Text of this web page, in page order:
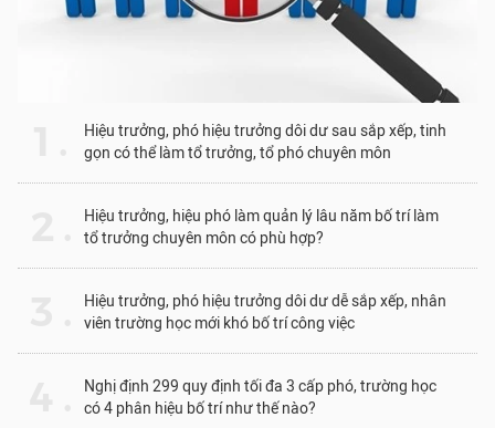
Hiệu trưởng, phó hiệu trưởng dôi dư sau sắp xếp, tinh
gọn có thể làm tổ trưởng, tổ phó chuyên môn
Hiệu trưởng, hiệu phó làm quản lý lâu năm bố trí làm
tổ trưởng chuyên môn có phù hợp?
Hiệu trưởng, phó hiệu trưởng dôi dư dễ sắp xếp, nhân
viên trường học mới khó bố trí công việc
Nghị định 299 quy định tối đa 3 cấp phó, trường học
có 4 phân hiệu bố trí như thế nào?